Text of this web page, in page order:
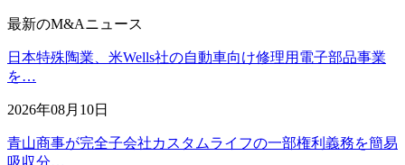
最新のM&Aニュース
日本特殊陶業、米Wells社の自動車向け修理用電子部品事業
を…
2026年08月10日
青山商事が完全子会社カスタムライフの一部権利義務を簡易